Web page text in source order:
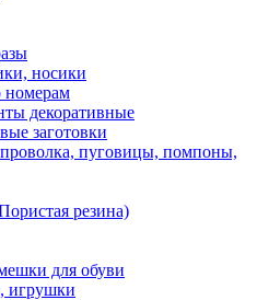
носики
декоративные
заготовки
пуговицы, помпоны,
резина)
для обуви
игрушки